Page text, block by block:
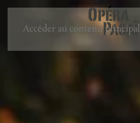
Accéder au contenu principal
Menu